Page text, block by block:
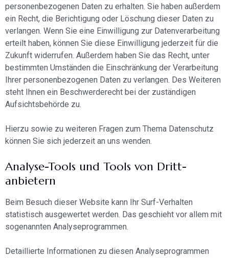
personenbezogenen Daten zu erhalten. Sie haben außerdem
ein Recht, die Berichtigung oder Löschung dieser Daten zu
verlangen. Wenn Sie eine Einwilligung zur Datenverarbeitung
erteilt haben, können Sie diese Einwilligung jederzeit für die
Zukunft widerrufen. Außerdem haben Sie das Recht, unter
bestimmten Umständen die Einschränkung der Verarbeitung
Ihrer personenbezogenen Daten zu verlangen. Des Weiteren
steht Ihnen ein Beschwerderecht bei der zuständigen
Aufsichtsbehörde zu.
Hierzu sowie zu weiteren Fragen zum Thema Datenschutz
können Sie sich jederzeit an uns wenden.
Analyse-Tools und Tools von Dritt­
anbietern
Beim Besuch dieser Website kann Ihr Surf-Verhalten
statistisch ausgewertet werden. Das geschieht vor allem mit
sogenannten Analyseprogrammen.
Detaillierte Informationen zu diesen Analyseprogrammen